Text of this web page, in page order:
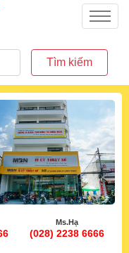
Menu
Tìm kiếm
Ms.Hạ
(028) 2238 6666